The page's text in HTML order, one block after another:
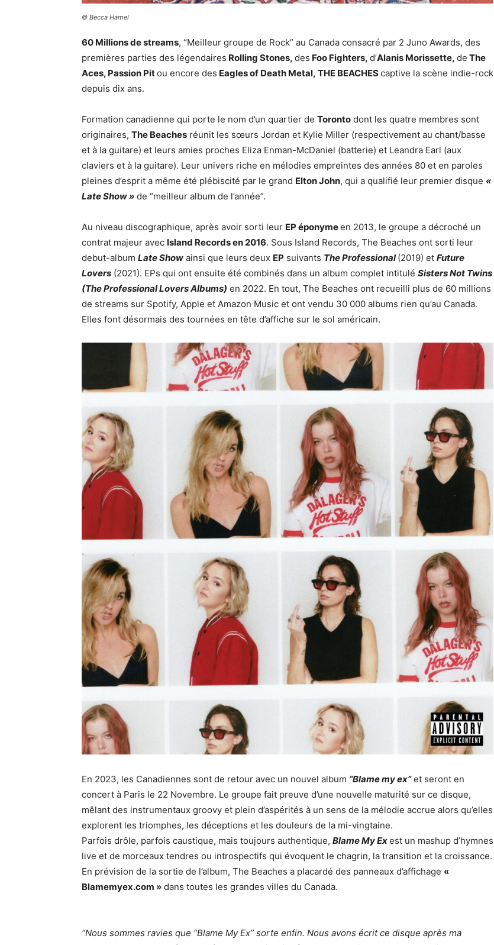
© Becca Hamel
60 Millions de streams, “Meilleur groupe de Rock” au Canada consacré par 2 Juno Awards, des
premières parties des légendaires Rolling Stones, des Foo Fighters, d’Alanis Morissette, de The
Aces, Passion Pitou encore des Eagles of Death Metal, THE BEACHEScaptive la scène indie-rock
depuis dix ans.
Formation canadienne qui porte le nom d’un quartier de Toronto dont les quatre membres sont
originaires, The Beaches réunit les sœurs Jordan et Kylie Miller (respectivement au chant/basse
et à la guitare) et leurs amies proches Eliza Enman-McDaniel (batterie) et Leandra Earl (aux
claviers et à la guitare). Leur univers riche en mélodies empreintes des années 80 et en paroles
pleines d’esprit a même été plébiscité par le grand Elton John, qui a qualifié leur premier disque «
Late Show » de “meilleur album de l’année”.
Au niveau discographique, après avoir sorti leur EP éponymeen 2013, le groupe a décroché un
contrat majeur avec Island Records en 2016. Sous Island Records, The Beaches ont sorti leur
debut-album Late Show ainsi que leurs deux EP suivants The Professional(2019) et Future
Lovers (2021). EPs qui ont ensuite été combinés dans un album complet intitulé Sisters Not Twins
(The Professional Lovers Albums) en 2022. En tout, The Beaches ont recueilli plus de 60 millions
de streams sur Spotify, Apple et Amazon Music et ont vendu 30 000 albums rien qu’au Canada.
Elles font désormais des tournées en tête d’affiche sur le sol américain.
En 2023, les Canadiennes sont de retour avec un nouvel album “Blame my ex”et seront en
concert à Paris le 22 Novembre. Le groupe fait preuve d’une nouvelle maturité sur ce disque,
mêlant des instrumentaux groovy et plein d’aspérités à un sens de la mélodie accrue alors qu’elles
explorent les triomphes, les déceptions et les douleurs de la mi-vingtaine.
Parfois drôle, parfois caustique, mais toujours authentique, Blame My Exest un mashup d’hymnes
live et de morceaux tendres ou introspectifs qui évoquent le chagrin, la transition et la croissance.
En prévision de la sortie de l’album, The Beaches a placardé des panneaux d’affichage «
Blamemyex.com » dans toutes les grandes villes du Canada.
“Nous sommes ravies que “Blame My Ex” sorte enfin. Nous avons écrit ce disque après ma